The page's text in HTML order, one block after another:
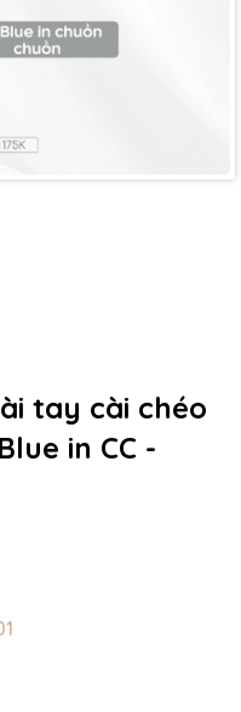
tay cài chéo
in CC -